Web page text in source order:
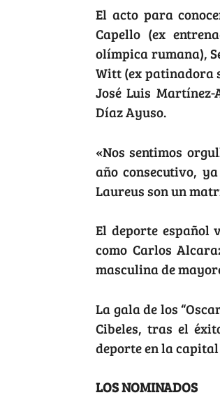
El acto para
Capello (ex
olímpica rumana),
Witt (ex patinadora
José Luis
Díaz Ayuso.
«Nos sentimos
año consecutivo,
Laureus son un
El deporte español
como Carlos
masculina de
La gala de los
Cibeles, tras el
deporte en la
LOS NOMINADOS